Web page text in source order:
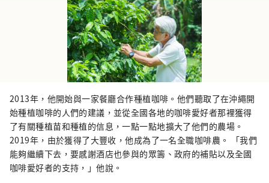
2013年，他開始與一家餐廳合作種植咖啡。他們聽取了在沖繩開
始種植咖啡的人們的建議，並從全國各地的咖啡愛好者那裡獲得
了有關種植苗和種植的信息，一點一點地擴大了他們的農場。
2019年，由於獲得了大豐收，他成為了一名全職咖啡農。 「我們
能夠繼續下去，要感謝酒店也參與的眾籌、政府的補貼以及全國
咖啡愛好者的支持，」他說。